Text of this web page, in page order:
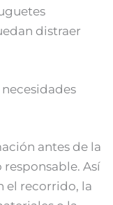
distraer
antes de la
Así
el recorrido, la